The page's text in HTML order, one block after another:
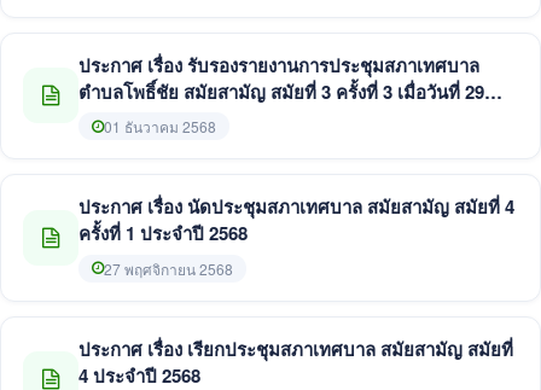
ประกาศ เรื่อง รับรองรายงานการประชุมสภาเทศบาล
ตำบลโพธิ์ชัย สมัยสามัญ สมัยที่ 3 ครั้งที่ 3 เมื่อวันที่ 29
สิงหาคม 2568
01 ธันวาคม 2568
ประกาศ เรื่อง นัดประชุมสภาเทศบาล สมัยสามัญ สมัยที่ 4
ครั้งที่ 1 ประจำปี 2568
27 พฤศจิกายน 2568
ประกาศ เรื่อง เรียกประชุมสภาเทศบาล สมัยสามัญ สมัยที่
4 ประจำปี 2568